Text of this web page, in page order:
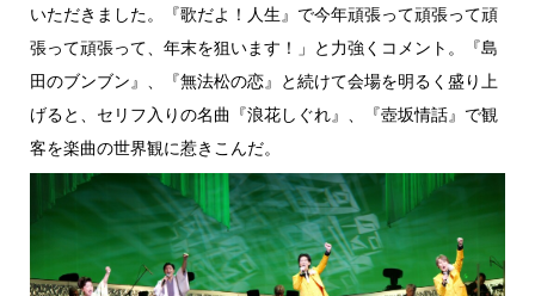
いただきました。『歌だよ！人生』で今年頑張って頑張って頑
張って頑張って、年末を狙います！」と力強くコメント。『島
田のブンブン』、『無法松の恋』と続けて会場を明るく盛り上
げると、セリフ入りの名曲『浪花しぐれ』、『壺坂情話』で観
客を楽曲の世界観に惹きこんだ。